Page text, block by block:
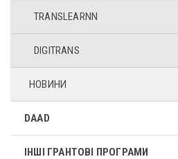
TRANSLEARNN
DIGITRANS
НОВИНИ
DAAD
ІНШІ ГРАНТОВІ ПРОГРАМИ